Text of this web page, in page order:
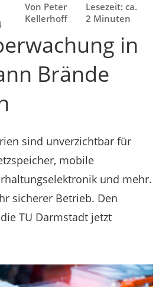
Von Peter
Kellerhoff
Lesezeit: ca.
2 Minuten
in
Brände
sind unverzichtbar für
mobile
und mehr.
sicherer Betrieb. Den
TU Darmstadt jetzt